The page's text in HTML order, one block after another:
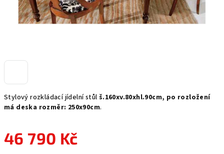
Stylový rozkládací jídelní stůl š.160xv.80xhl.90cm, po rozložení
má deska rozměr: 250x90cm.
46 790 Kč